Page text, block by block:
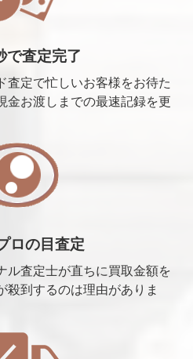
で査定完了
査定で忙しいお客様をお待た
金お渡しまでの最速記録を更
ロの目査定
ル査定士が直ちに買取金額を
殺到するのは理由がありま